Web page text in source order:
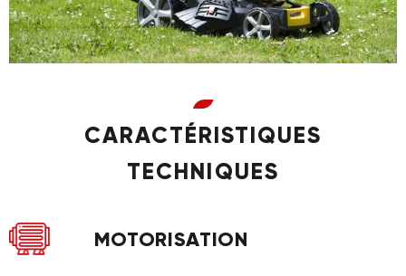
CARACTÉRISTIQUES
TECHNIQUES
MOTORISATION